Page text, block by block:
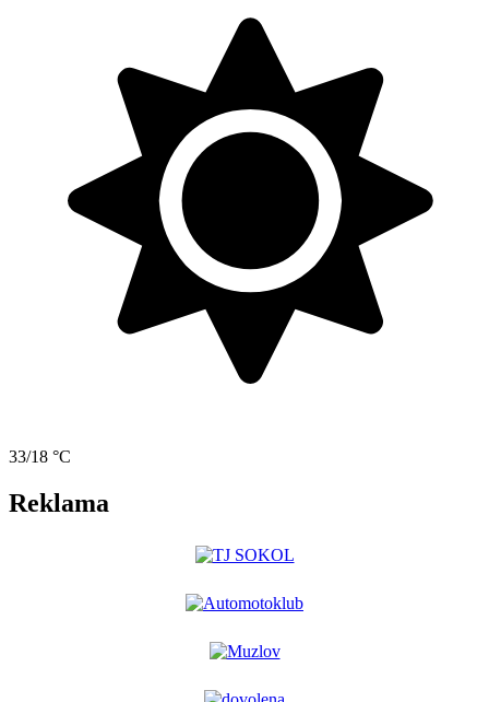
33/18 °C
Reklama